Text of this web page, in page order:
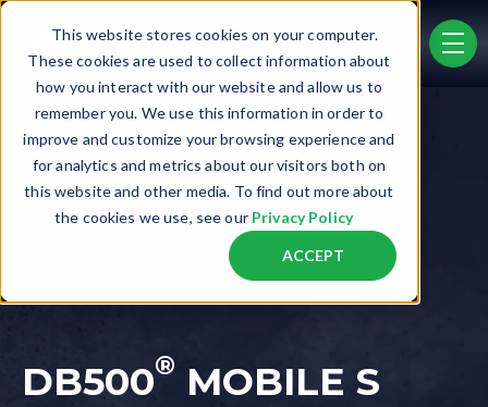
This website stores cookies on your computer.
These cookies are used to collect information about
how you interact with our website and allow us to
remember you. We use this information in order to
improve and customize your browsing experience and
for analytics and metrics about our visitors both on
this website and other media. To find out more about
the cookies we use, see our Privacy Policy
ACCEPT
Skip to main content
DB500® MOBILE S